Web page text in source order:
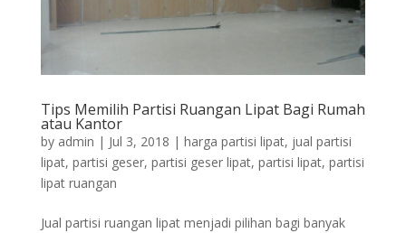
Tips Memilih Partisi Ruangan Lipat Bagi Rumah
atau Kantor
by admin | Jul 3, 2018 | harga partisi lipat, jual partisi
lipat, partisi geser, partisi geser lipat, partisi lipat, partisi
lipat ruangan
Jual partisi ruangan lipat menjadi pilihan bagi banyak